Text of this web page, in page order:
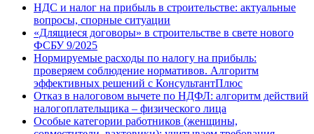
НДС и налог на прибыль в строительстве: актуальные
вопросы, спорные ситуации
«Длящиеся договоры» в строительстве в свете нового
ФСБУ 9/2025
Нормируемые расходы по налогу на прибыль:
проверяем соблюдение нормативов. Алгоритм
эффективных решений с КонсультантПлюс
Отказ в налоговом вычете по НДФЛ: алгоритм действий
налогоплательщика – физического лица
Особые категории работников (женщины,